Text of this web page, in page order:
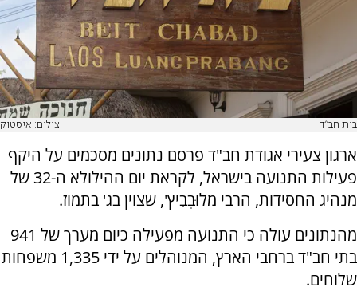
בית חב"ד צילום: איסטוק
ארגון צעירי אגודת חב"ד פרסם נתונים מסכמים על היקף
פעילות התנועה בישראל, לקראת יום ההילולא ה-32 של
מנהיג החסידות, הרבי מלוּבָבִיץ', שצוין בג' בתמוז.
מהנתונים עולה כי התנועה מפעילה כיום מערך של 941
בתי חב"ד ברחבי הארץ, המנוהלים על ידי 1,335 משפחות
שלוחים.